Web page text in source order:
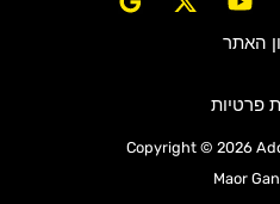
האתר
פרטיות
Copyright © 2026